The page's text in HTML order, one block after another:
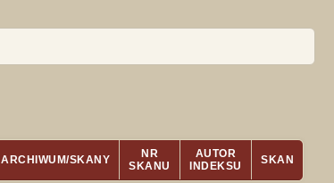
ARCHIWUM/SKANY
NR
SKANU
AUTOR
INDEKSU
SKAN